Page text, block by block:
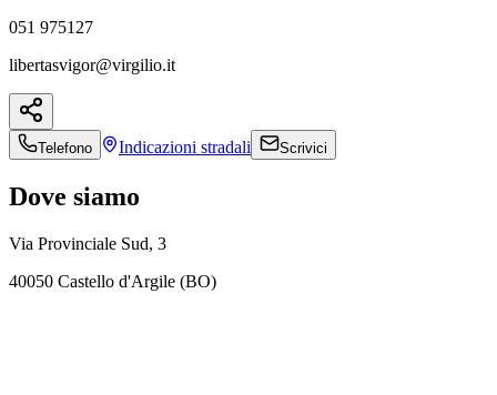
051 975127
libertasvigor@virgilio.it
Telefono Indicazioni stradali Scrivici
Dove siamo
Via Provinciale Sud, 3
40050 Castello d'Argile (BO)